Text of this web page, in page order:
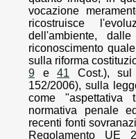
vocazione
ricostruisce
dell'ambiente,
riconoscimento quale
sulla riforma
9 e41 Cost.), sul
152/2006), sulla
come "aspettativa
normativa penale
recenti fonti
Regolamento UE